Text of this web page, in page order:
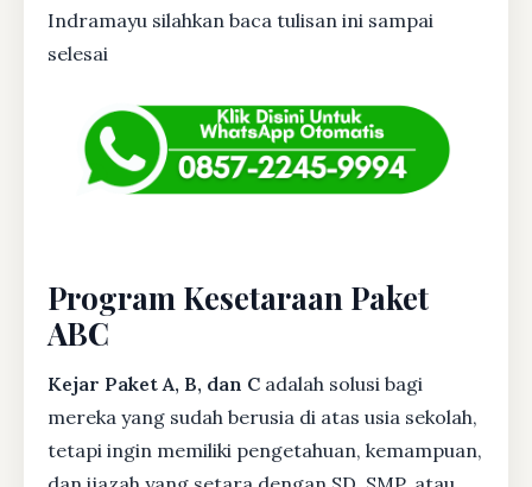
Indramayu silahkan baca tulisan ini sampai
selesai
Program Kesetaraan Paket
ABC
Kejar Paket A, B, dan C adalah solusi bagi
mereka yang sudah berusia di atas usia sekolah,
tetapi ingin memiliki pengetahuan, kemampuan,